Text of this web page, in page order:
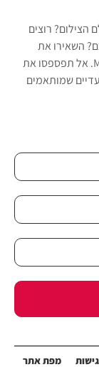
הצילום? רוצים
השאירו את
פרטיכם בטופס למטה והצטרפו לקהילת Magnipic. אל תפספסו את
שמותאמים
מפת אתר